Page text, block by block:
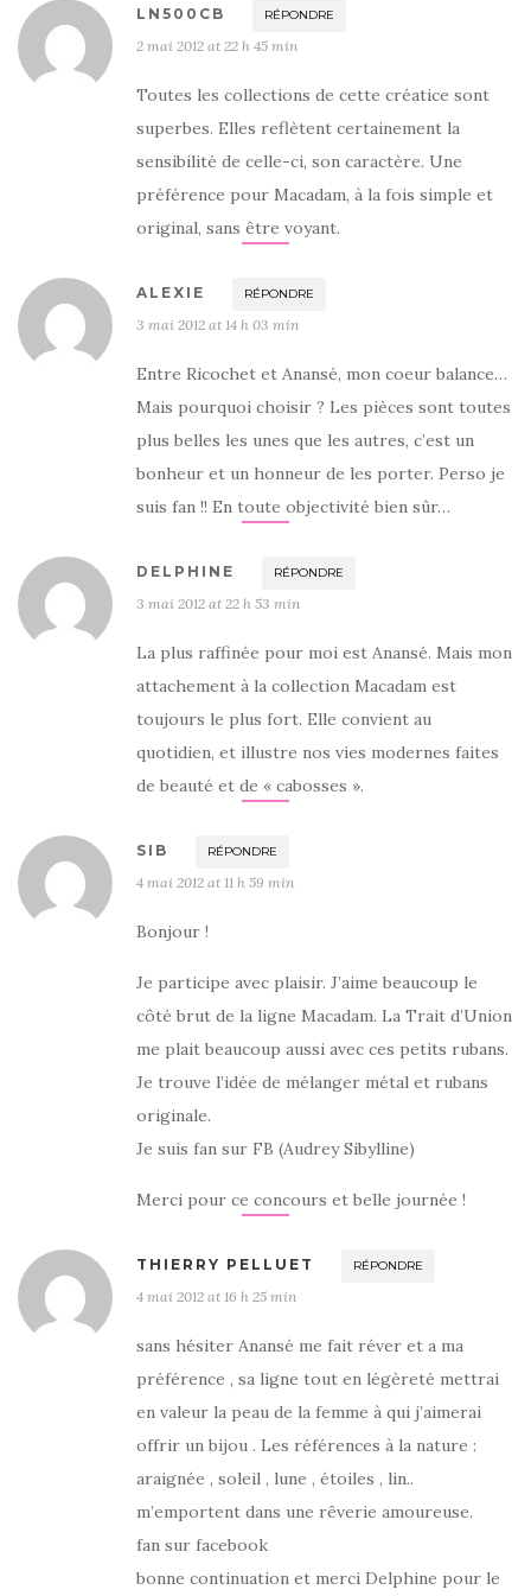
LN500CB RÉPONDRE
2 mai 2012 at 22 h 45 min
Toutes les collections de cette créatice sont
superbes. Elles reflètent certainement la
sensibilité de celle-ci, son caractère. Une
préférence pour Macadam, à la fois simple et
original, sans être voyant.
ALEXIE RÉPONDRE
3 mai 2012 at 14 h 03 min
Entre Ricochet et Anansé, mon coeur balance…
Mais pourquoi choisir ? Les pièces sont toutes
plus belles les unes que les autres, c’est un
bonheur et un honneur de les porter. Perso je
suis fan !! En toute objectivité bien sûr…
DELPHINE RÉPONDRE
3 mai 2012 at 22 h 53 min
La plus raffinée pour moi est Anansé. Mais mon
attachement à la collection Macadam est
toujours le plus fort. Elle convient au
quotidien, et illustre nos vies modernes faites
de beauté et de « cabosses ».
SIB RÉPONDRE
4 mai 2012 at 11 h 59 min
Bonjour !
Je participe avec plaisir. J’aime beaucoup le
côté brut de la ligne Macadam. La Trait d’Union
me plait beaucoup aussi avec ces petits rubans.
Je trouve l’idée de mélanger métal et rubans
originale.
Je suis fan sur FB (Audrey Sibylline)
Merci pour ce concours et belle journée !
THIERRY PELLUET RÉPONDRE
4 mai 2012 at 16 h 25 min
sans hésiter Anansé me fait réver et a ma
préférence , sa ligne tout en légèreté mettrai
en valeur la peau de la femme à qui j’aimerai
offrir un bijou . Les références à la nature :
araignée , soleil , lune , étoiles , lin..
m’emportent dans une rêverie amoureuse.
fan sur facebook
bonne continuation et merci Delphine pour le